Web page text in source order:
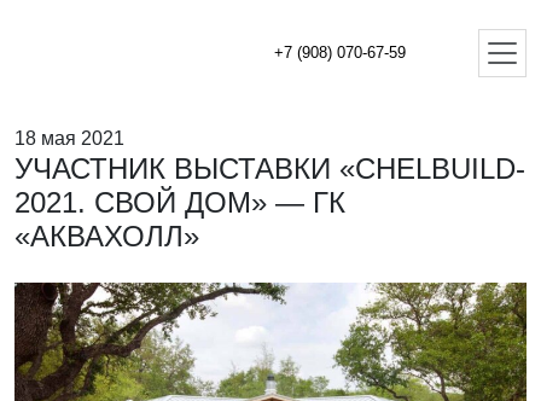
+7 (908) 070-67-59
18 мая 2021
УЧАСТНИК ВЫСТАВКИ «CHELBUILD-
2021. СВОЙ ДОМ» — ГК
«АКВАХОЛЛ»